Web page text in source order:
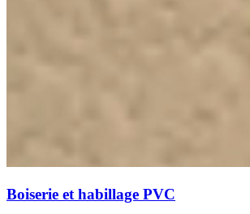
Boiserie et habillage PVC